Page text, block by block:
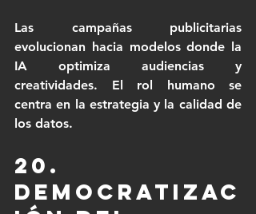
Las campañas publicitarias
evolucionan hacia modelos donde la
IA optimiza audiencias y
creatividades. El rol humano se
centra en la estrategia y la calidad de
los datos.
20.
Democratizac